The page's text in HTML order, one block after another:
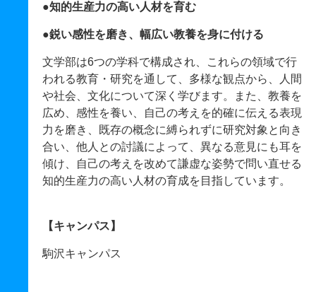
●知的生産力の高い人材を育む
●鋭い感性を磨き、幅広い教養を身に付ける
文学部は6つの学科で構成され、これらの領域で行
われる教育・研究を通して、多様な観点から、人間
や社会、文化について深く学びます。また、教養を
広め、感性を養い、自己の考えを的確に伝える表現
力を磨き、既存の概念に縛られずに研究対象と向き
合い、他人との討議によって、異なる意見にも耳を
傾け、自己の考えを改めて謙虚な姿勢で問い直せる
知的生産力の高い人材の育成を目指しています。
【キャンパス】
駒沢キャンパス